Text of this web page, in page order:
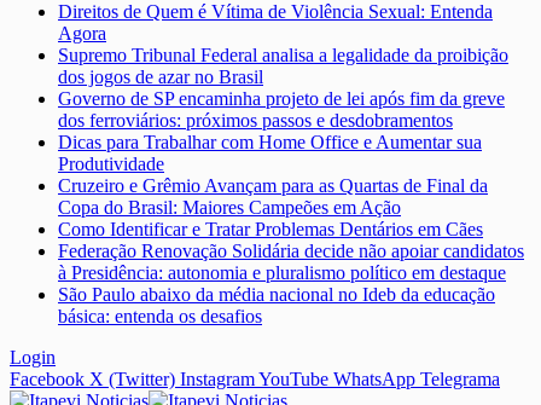
Direitos de Quem é Vítima de Violência Sexual: Entenda
Agora
Supremo Tribunal Federal analisa a legalidade da proibição
dos jogos de azar no Brasil
Governo de SP encaminha projeto de lei após fim da greve
dos ferroviários: próximos passos e desdobramentos
Dicas para Trabalhar com Home Office e Aumentar sua
Produtividade
Cruzeiro e Grêmio Avançam para as Quartas de Final da
Copa do Brasil: Maiores Campeões em Ação
Como Identificar e Tratar Problemas Dentários em Cães
Federação Renovação Solidária decide não apoiar candidatos
à Presidência: autonomia e pluralismo político em destaque
São Paulo abaixo da média nacional no Ideb da educação
básica: entenda os desafios
Login
Facebook X (Twitter) InstagramYouTube WhatsApp Telegrama